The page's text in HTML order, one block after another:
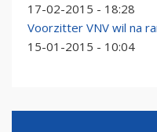
17-02-2015 - 18:28
Voorzitter VNV wil na
15-01-2015 - 10:04